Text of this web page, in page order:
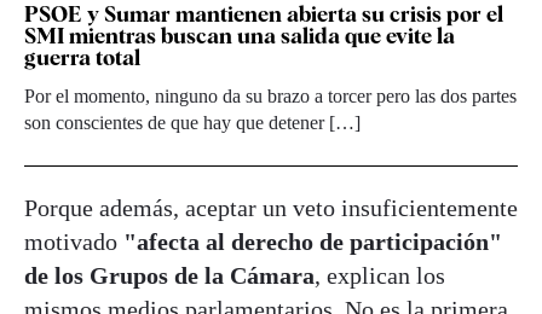
PSOE y Sumar mantienen abierta su crisis por el
SMI mientras buscan una salida que evite la
guerra total
Por el momento, ninguno da su brazo a torcer pero las dos partes
son conscientes de que hay que detener […]
Porque además, aceptar un veto insuficientemente
motivado "afecta al derecho de participación"
de los Grupos de la Cámara, explican los